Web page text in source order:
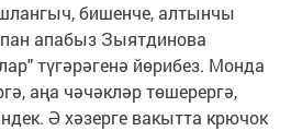
бишенче, алтынчы
апабыз Зыятдинова
түгәрәгенә йөрибез. Монда
аңа чәчәкләр төшерергә,
Ә хәзерге вакытта крючок